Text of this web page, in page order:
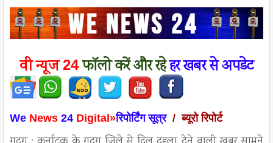
वी न्यूज24 फॉलो करेंऔर रहेहर खबर से अपडेट
We News 24 Digital»रिपोर्टिंग सूत्र / ब्यूरो रिपोर्ट